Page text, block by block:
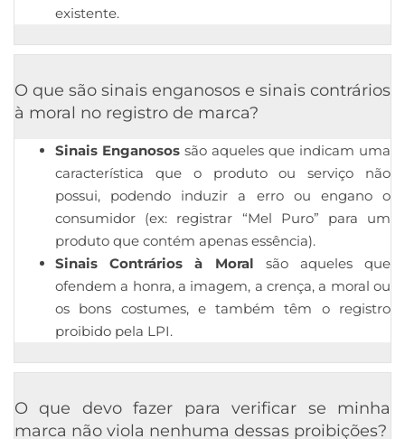
existente.
O que são sinais enganosos e sinais contrários
à moral no registro de marca?
Sinais Enganosos são aqueles que indicam uma
característica que o produto ou serviço não
possui, podendo induzir a erro ou engano o
consumidor (ex: registrar “Mel Puro” para um
produto que contém apenas essência).
Sinais Contrários à Moral são aqueles que
ofendem a honra, a imagem, a crença, a moral ou
os bons costumes, e também têm o registro
proibido pela LPI.
O que devo fazer para verificar se minha
marca não viola nenhuma dessas proibições?